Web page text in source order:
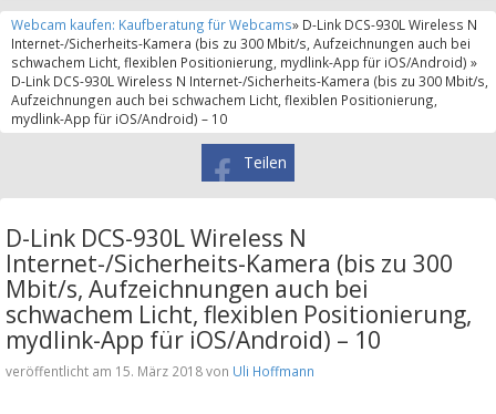
Webcam kaufen: Kaufberatung für Webcams» D-Link DCS-930L Wireless N
Internet-/Sicherheits-Kamera (bis zu 300 Mbit/s, Aufzeichnungen auch bei
schwachem Licht, flexiblen Positionierung, mydlink-App für iOS/Android) »
D-Link DCS-930L Wireless N Internet-/Sicherheits-Kamera (bis zu 300 Mbit/s,
Aufzeichnungen auch bei schwachem Licht, flexiblen Positionierung,
mydlink-App für iOS/Android) – 10
Teilen
D-Link DCS-930L Wireless N
Internet-/Sicherheits-Kamera (bis zu 300
Mbit/s, Aufzeichnungen auch bei
schwachem Licht, flexiblen Positionierung,
mydlink-App für iOS/Android) – 10
veröffentlicht am 15. März 2018 von Uli Hoffmann